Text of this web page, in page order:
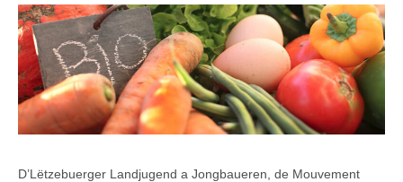
D’Lëtzebuerger Landjugend a Jongbaueren, de Mouvement